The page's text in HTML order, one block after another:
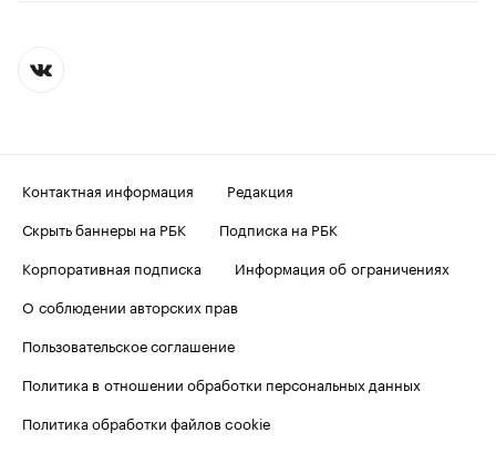
Контактная информация
Редакция
Скрыть баннеры на РБК
Подписка на РБК
Корпоративная подписка
Информация об ограничениях
О соблюдении авторских прав
Пользовательское соглашение
Политика в отношении обработки персональных данных
Политика обработки файлов cookie